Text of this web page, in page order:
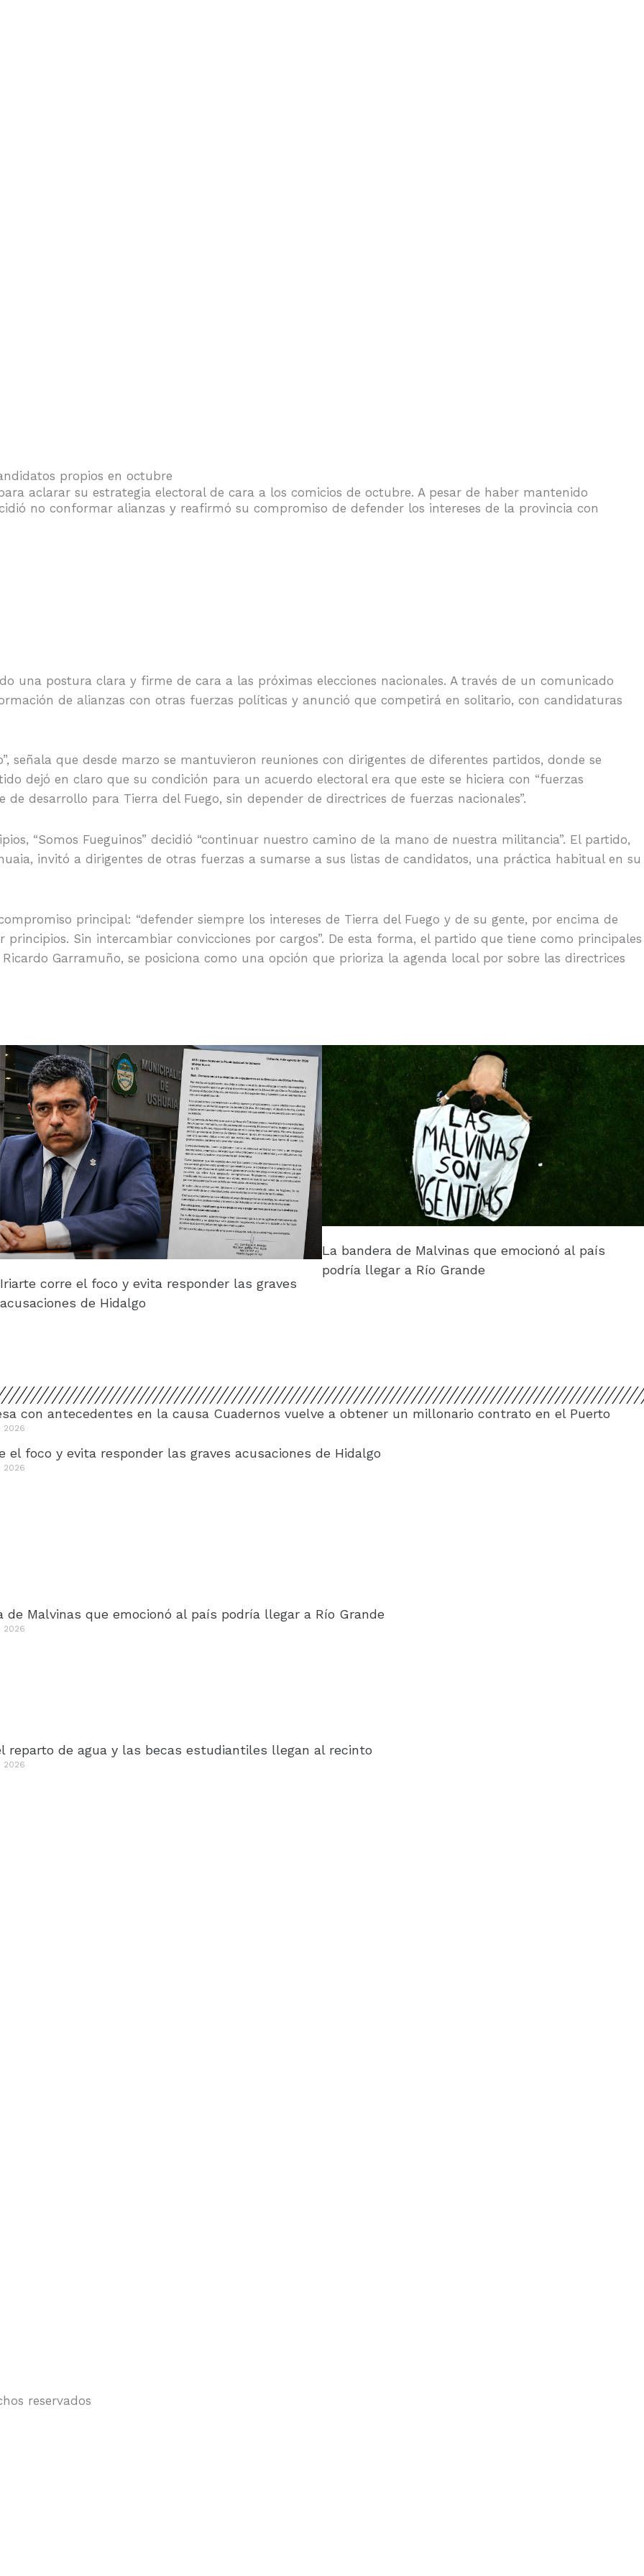
propios en octubre
aclarar su estrategia electoral de cara a los comicios de octubre. A pesar de haber mantenido
no conformar alianzas y reafirmó su compromiso de defender los intereses de la provincia con
una postura clara y firme de cara a las próximas elecciones nacionales. A través de un comunicado
de alianzas con otras fuerzas políticas y anunció que competirá en solitario, con candidaturas
señala que desde marzo se mantuvieron reuniones con dirigentes de diferentes partidos, donde se
dejó en claro que su condición para un acuerdo electoral era que este se hiciera con “fuerzas
desarrollo para Tierra del Fuego, sin depender de directrices de fuerzas nacionales”.
“Somos Fueguinos” decidió “continuar nuestro camino de la mano de nuestra militancia”. El partido,
invitó a dirigentes de otras fuerzas a sumarse a sus listas de candidatos, una práctica habitual en su
principal: “defender siempre los intereses de Tierra del Fuego y de su gente, por encima de
Sin intercambiar convicciones por cargos”. De esta forma, el partido que tiene como principales
Garramuño, se posiciona como una opción que prioriza la agenda local por sobre las directrices
Iriarte corre el foco y evita responder las graves
acusaciones de Hidalgo
La bandera de Malvinas que emocionó al país
podría llegar a Río Grande
con antecedentes en la causa Cuadernos vuelve a obtener un millonario contrato en el Puerto
2026
el foco y evita responder las graves acusaciones de Hidalgo
2026
de Malvinas que emocionó al país podría llegar a Río Grande
2026
reparto de agua y las becas estudiantiles llegan al recinto
2026
reservados